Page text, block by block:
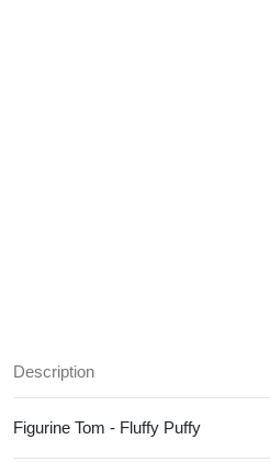
Description
Figurine Tom - Fluffy Puffy